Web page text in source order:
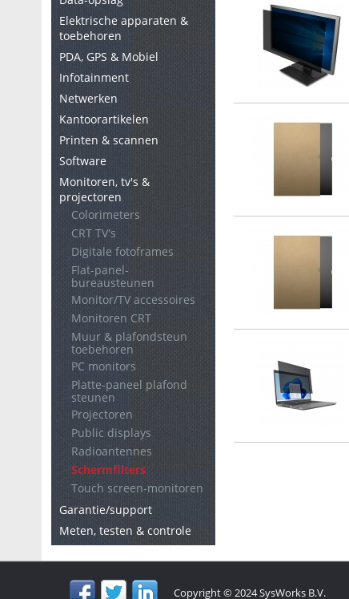
Elektrische apparaten &
toebehoren
PDA, GPS & Mobiel
Infotainment
Netwerken
Kantoorartikelen
Printen & scannen
Software
Monitoren, tv's &
projectoren
Colorimeters
CRT TV's
Digitale fotoframes
Flat-panel-
bureausteunen
Monitor/TV accessoires
Monitoren CRT
Muur & plafondsteun
toebehoren
PC monitors
Platte-paneel plafond
steunen
Projectoren
Public displays
Radioantennes
Schermfilters
Touch screen-monitoren
Garantie/support
Meten, testen & controle
Copyright © 2024 SysWorks B.V.